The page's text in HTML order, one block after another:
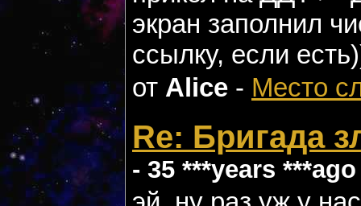
экран заполнил
ссылку, если
от Alice - Место
Re: Бригада
- 35 ***years ***ago